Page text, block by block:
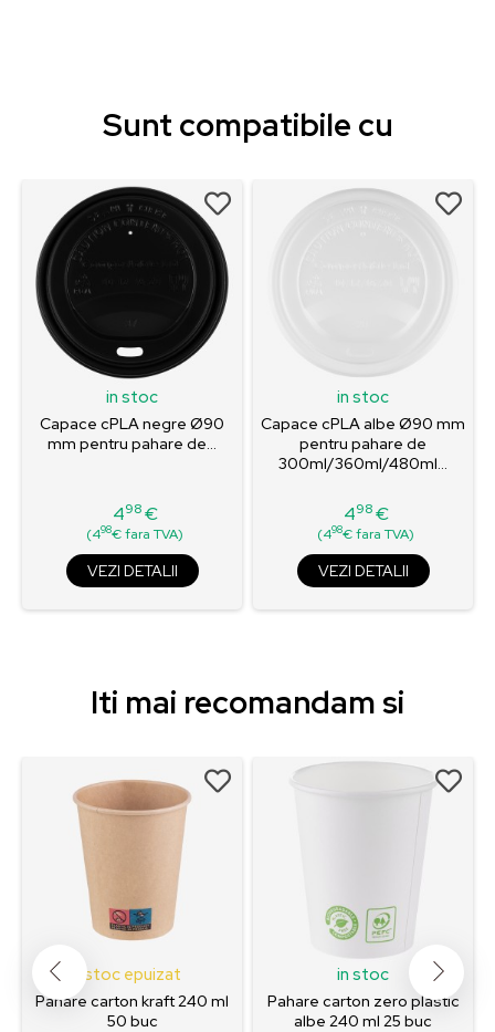
Sunt compatibile cu
in stoc
Capace cPLA negre Ø90
mm pentru pahare de...
Pret
498€
(498€ fara TVA)
VEZI DETALII
in stoc
Capace cPLA albe Ø90 mm
pentru pahare de
300ml/360ml/480ml...
Pret
498€
(498€ fara TVA)
VEZI DETALII
Iti mai recomandam si
stoc epuizat
Pahare carton kraft 240 ml
50 buc
in stoc
Pahare carton zero plastic
albe 240 ml 25 buc